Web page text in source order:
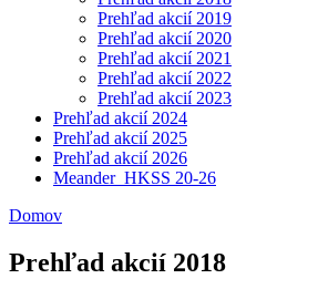
Prehľad akcií 2019
Prehľad akcií 2020
Prehľad akcií 2021
Prehľad akcií 2022
Prehľad akcií 2023
Prehľad akcií 2024
Prehľad akcií 2025
Prehľad akcií 2026
Meander_HKSS 20-26
Domov
Prehľad akcií 2018